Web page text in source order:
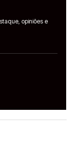
opiniões e